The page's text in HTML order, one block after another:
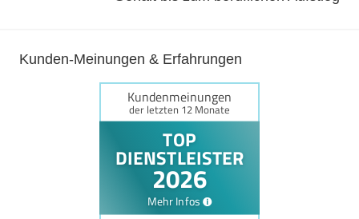
Kunden-Meinungen & Erfahrungen